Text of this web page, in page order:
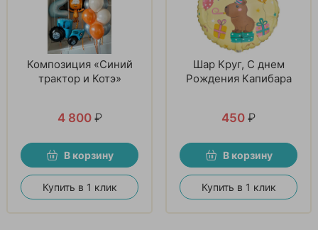
Композиция «Синий
трактор и Котэ»
4 800 ₽
В корзину
Купить в 1 клик
Шар Круг, С днем
Рождения Капибара
450 ₽
В корзину
Купить в 1 клик